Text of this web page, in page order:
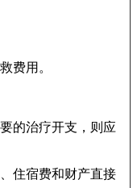
费用。
的治疗开支，则应
住宿费和财产直接